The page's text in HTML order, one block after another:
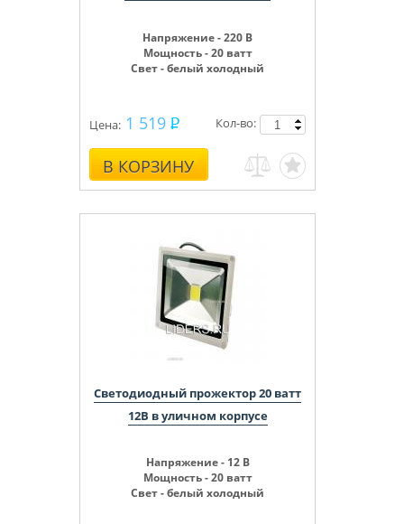
Напряжение - 220 В
Мощность - 20 ватт
Свет - белый холодный
Цена: 1 519
В КОРЗИНУ
Кол-во:
Светодиодный прожектор 20 ватт
12В в уличном корпусе
Напряжение - 12 В
Мощность - 20 ватт
Свет - белый холодный